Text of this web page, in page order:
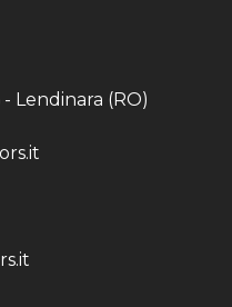
Lendinara (RO)